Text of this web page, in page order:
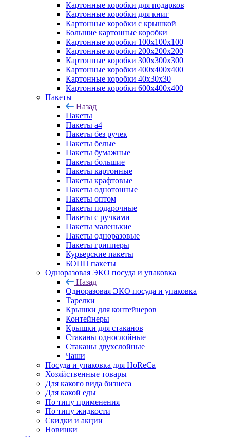
Картонные коробки для подарков
Картонные коробки для книг
Картонные коробки с крышкой
Большие картонные коробки
Картонные коробки 100x100x100
Картонные коробки 200x200x200
Картонные коробки 300x300x300
Картонные коробки 400x400x400
Картонные коробки 40x30x30
Картонные коробки 600x400x400
Пакеты
Назад
Пакеты
Пакеты а4
Пакеты без ручек
Пакеты белые
Пакеты бумажные
Пакеты большие
Пакеты картонные
Пакеты крафтовые
Пакеты однотонные
Пакеты оптом
Пакеты подарочные
Пакеты с ручками
Пакеты маленькие
Пакеты одноразовые
Пакеты грипперы
Курьерские пакеты
БОПП пакеты
Одноразовая ЭКО посуда и упаковка
Назад
Одноразовая ЭКО посуда и упаковка
Тарелки
Крышки для контейнеров
Контейнеры
Крышки для стаканов
Стаканы однослойные
Стаканы двухслойные
Чаши
Посуда и упаковка для HoReCa
Хозяйственные товары
Для какого вида бизнеса
Для какой еды
По типу применения
По типу жидкости
Скидки и акции
Новинки